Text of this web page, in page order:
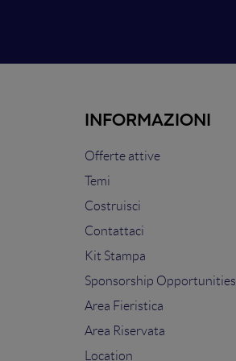
INFORMAZIONI
Offerte attive
Temi
Costruisci
Contattaci
Kit Stampa
Sponsorship Opportunities
Area Fieristica
Area Riservata
Location